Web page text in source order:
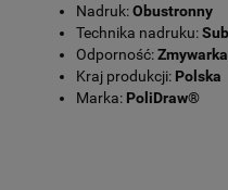
Nadruk:Obustronny
Technika nadruku:
Odporność:
Kraj produkcji: Polska
Marka: PoliDraw®